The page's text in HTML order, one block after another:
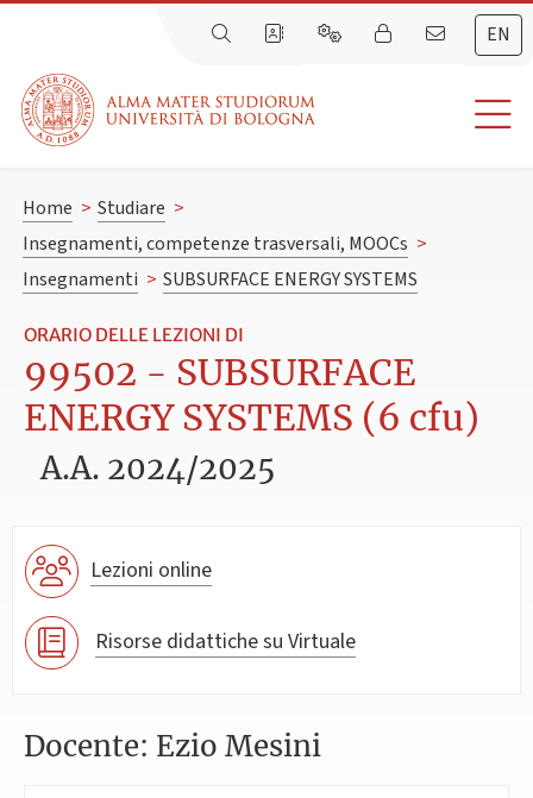
EN
Home > Studiare >
Insegnamenti, competenze trasversali, MOOCs >
Insegnamenti > SUBSURFACE ENERGY SYSTEMS
ORARIO DELLE LEZIONI DI
99502 - SUBSURFACE
ENERGY SYSTEMS (6 cfu)
A.A. 2024/2025
Lezioni online
Risorse didattiche su Virtuale
Docente: Ezio Mesini